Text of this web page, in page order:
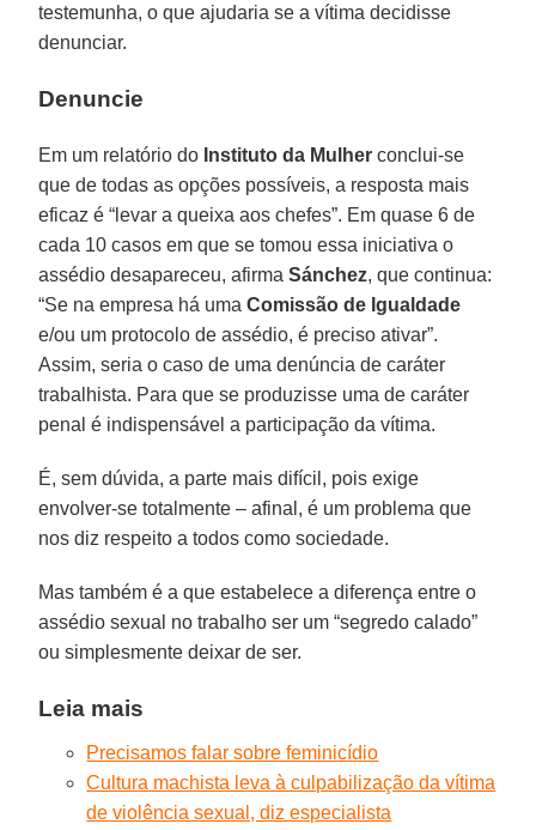
testemunha, o que ajudaria se a vítima decidisse
denunciar.
Denuncie
Em um relatório do Instituto da Mulher conclui-se
que de todas as opções possíveis, a resposta mais
eficaz é “levar a queixa aos chefes”. Em quase 6 de
cada 10 casos em que se tomou essa iniciativa o
assédio desapareceu, afirmaSánchez, que continua:
“Se na empresa há umaComissão de Igualdade
e/ou um protocolo de assédio, é preciso ativar”.
Assim, seria o caso de uma denúncia de caráter
trabalhista. Para que se produzisse uma de caráter
penal é indispensável a participação da vítima.
É, sem dúvida, a parte mais difícil, pois exige
envolver-se totalmente – afinal, é um problema que
nos diz respeito a todos como sociedade.
Mas também é a que estabelece a diferença entre o
assédio sexual no trabalho ser um “segredo calado”
ou simplesmente deixar de ser.
Leia mais
Precisamos falar sobre feminicídio
Cultura machista leva à culpabilização da vítima
de violência sexual, diz especialista